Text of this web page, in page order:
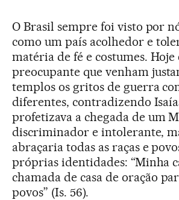
O Brasil sempre foi visto por
como um país acolhedor e
matéria de fé e costumes.
preocupante que venham
templos os gritos de guerra
diferentes, contradizendo
profetizava a chegada de um
discriminador e intolerante,
abraçaria todas as raças e
próprias identidades: “Minha
chamada de casa de oração
povos” (Is. 56).